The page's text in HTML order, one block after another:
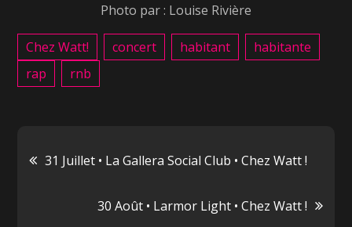
Photo par : Louise Rivière
Chez Watt! concert habitant
habitante
rap
rnb
Navigation
31 Juillet • La Gallera Social Club • Chez Watt !
30 Août • Larmor Light • Chez Watt !